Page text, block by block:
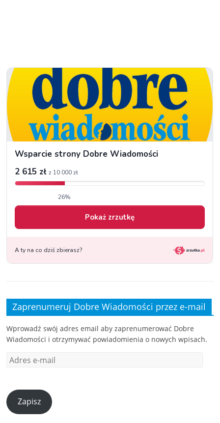
Zaprenumeruj Dobre Wiadomości przez e-mail
Wprowadź swój adres email aby zaprenumerować Dobre
Wiadomości i otrzymywać powiadomienia o nowych wpisach.
Zapisz